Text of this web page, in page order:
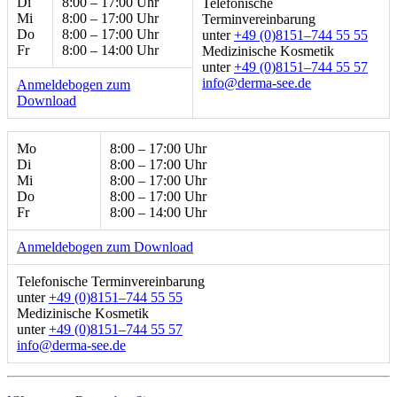
Mi
Do
Fr
8:00 – 17:00 Uhr
8:00 – 17:00 Uhr
8:00 – 14:00 Uhr
Telefonische
Terminvereinbarung
unter+49 (0)8151–744 55 55
Medizinische Kosmetik
unter+49 (0)8151–744 55 57
ed.ees-amred@ofni
Anmeldebogen zum
Download
Mo
Di
Mi
Do
Fr
8:00 – 17:00 Uhr
8:00 – 17:00 Uhr
8:00 – 17:00 Uhr
8:00 – 17:00 Uhr
8:00 – 14:00 Uhr
Anmeldebogen zum Download
Telefonische Terminvereinbarung
unter+49 (0)8151–744 55 55
Medizinische Kosmetik
unter+49 (0)8151–744 55 57
ed.ees-amred@ofni